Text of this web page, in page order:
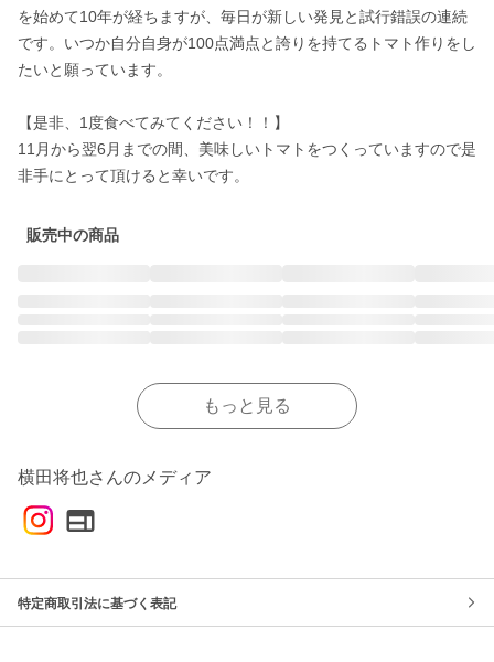
を始めて10年が経ちますが、毎日が新しい発見と試行錯誤の連続
です。いつか自分自身が100点満点と誇りを持てるトマト作りをし
たいと願っています。
【是非、1度食べてみてください！！】
11月から翌6月までの間、美味しいトマトをつくっていますので是
販売中の商品
もっと見る
横田将也さんのメディア
特定商取引法に基づく表記